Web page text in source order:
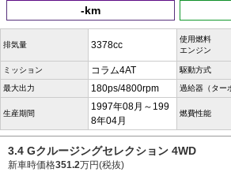
-km
排気量 3378cc
使用燃料
エンジン
ミッション コラム4AT 駆動方式
最大出力 180ps/4800rpm 過給器（ター
生産期間
1997年08月～199
8年04月
燃費性能
3.4 Gクルージングセレクション 4WD
新車時価格351.2万円(税抜)